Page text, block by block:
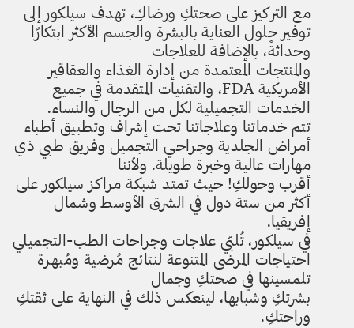
مع التركيز على صحتكِ ورضاكِ، تهدف سيلكور إلى
توفير حلول العناية بالبشرة والجسم الأكثر ابتكارًا
وحداثةً، بالإضافة للعلاجات
والمنتجات المعتمدة من إدارة الغذاء والعقاقير
الأمريكية FDA، والتقنيات المتقدمة في جميع
الخدمات التجميلية لكل من الرجال والنساء.
تتم خدماتنا وعلاجاتنا تحت إشراف وتطبيق أطباء
أمراض الجلدية وجراحي التجميل وفريق طبي ذي
مهارات عالية وخبرة طويلة. ولأننا
أقرب وحولكِ! حيث تمتد شبكة مراكز سيلكور على
أكثر من ستة دول في الشرق الأوسط وشمال
إفريقيا.
في سيلكور، تُلبّي علاجات وجراحات الطب-التجميلي
احتياجات المرضى المتنوعة لنتائج مُرضية ومُبهرة
تلمسينها في صحتكِ وجمال
بشرتكِ وشبابها، لينعكس ذلك في النهاية على ثقتكِ
وراحتكِ.